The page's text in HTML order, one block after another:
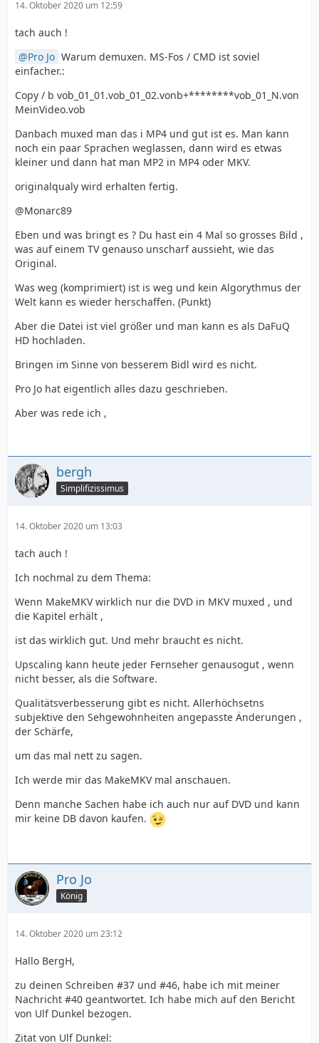
14. Oktober 2020 um 12:59
tach auch !
Pro Jo Warum demuxen. MS-Fos / CMD ist soviel
einfacher.:
Copy / b vob_01_01.vob_01_02.vonb+********vob_01_N.von
MeinVideo.vob
Danbach muxed man das i MP4 und gut ist es. Man kann
noch ein paar Sprachen weglassen, dann wird es etwas
kleiner und dann hat man MP2 in MP4 oder MKV.
originalqualy wird erhalten fertig.
@Monarc89
Eben und was bringt es ? Du hast ein 4 Mal so grosses Bild ,
was auf einem TV genauso unscharf aussieht, wie das
Original.
Was weg (komprimiert) ist is weg und kein Algorythmus der
Welt kann es wieder herschaffen. (Punkt)
Aber die Datei ist viel größer und man kann es als DaFuQ
HD hochladen.
Bringen im Sinne von besserem Bidl wird es nicht.
Pro Jo hat eigentlich alles dazu geschrieben.
Aber was rede ich ,
bergh
Simplifizissimus
14. Oktober 2020 um 13:03
tach auch !
Ich nochmal zu dem Thema:
Wenn MakeMKV wirklich nur die DVD in MKV muxed , und
die Kapitel erhält ,
ist das wirklich gut. Und mehr braucht es nicht.
Upscaling kann heute jeder Fernseher genausogut , wenn
nicht besser, als die Software.
Qualitätsverbesserung gibt es nicht. Allerhöchsetns
subjektive den Sehgewohnheiten angepasste Änderungen ,
der Schärfe,
um das mal nett zu sagen.
Ich werde mir das MakeMKV mal anschauen.
Denn manche Sachen habe ich auch nur auf DVD und kann
mir keine DB davon kaufen.
Pro Jo
König
14. Oktober 2020 um 23:12
Hallo BergH,
zu deinen Schreiben #37 und #46, habe ich mit meiner
Nachricht #40 geantwortet. Ich habe mich auf den Bericht
von Ulf Dunkel bezogen.
Zitat von Ulf Dunkel: